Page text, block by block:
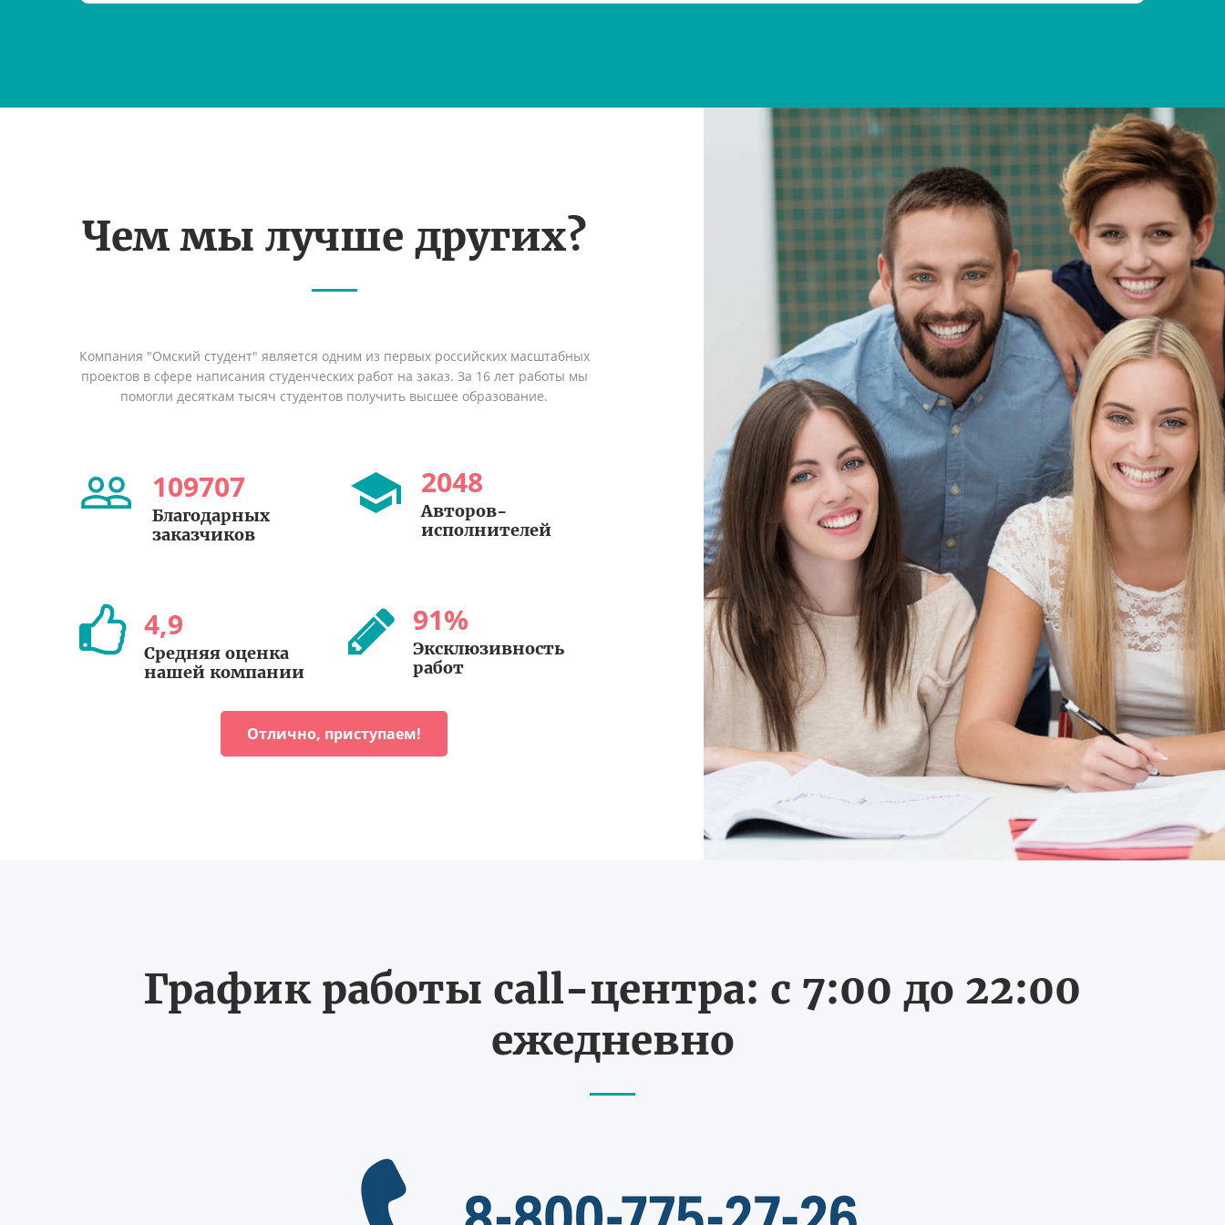
Чем мы лучше других?
Компания "Омский студент" является одним из первых российских масштабных
проектов в сфере написания студенческих работ на заказ. За 16 лет работы мы
помогли десяткам тысяч студентов получить высшее образование.
109707
Благодарных
заказчиков
2048
Авторов-
исполнителей
4,9
Средняя оценка
нашей компании
91%
Эксклюзивность
работ
Отлично, приступаем!
График работы call-центра: с 7:00 до 22:00
ежедневно